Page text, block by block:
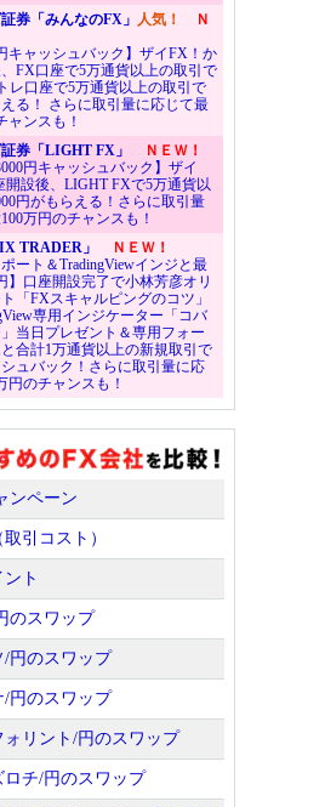
券「みんなのFX」 人気！
Ｎ
キャッシュバック】ザイFX！か
FX口座で5万通貨以上の取引で
レ口座で5万通貨以上の取引で
る！ さらに取引量に応じて最
ャンスも！
券「LIGHT FX」
ＮＥＷ！
円キャッシュバック】ザイ
開設後、LIGHT FXで5万通貨以
円がもらえる！さらに取引量
万円のチャンスも！
TRADER」
ＮＥＷ！
ポート＆TradingViewインジと最
】口座開設完了で小林芳彦オリ
「FXスキャルピングのコツ」
専用インジケーター「コバ
当日プレゼント＆専用フォー
合計1万通貨以上の新規取引で
ュバック！さらに取引量に応
円のチャンスも！
ンペーン
引コスト）
ト
のスワップ
/円のスワップ
円のスワップ
リント/円のスワップ
ロチ/円のスワップ